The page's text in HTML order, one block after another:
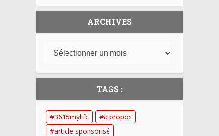
ARCHIVES
TAGS :
3615mylife
a propos
article sponsorisé